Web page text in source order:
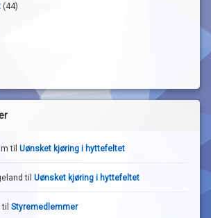
(44)
til Uønsket kjøring i hyttefeltet
til Uønsket kjøring i hyttefeltet
til Styremedlemmer